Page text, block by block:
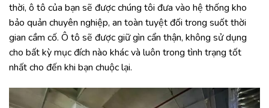
thời, ô tô của bạn sẽ được chúng tôi đưa vào hệ thống kho
bảo quản chuyên nghiệp, an toàn tuyệt đối trong suốt thời
gian cầm cố. Ô tô sẽ được giữ gìn cẩn thận, không sử dụng
cho bất kỳ mục đích nào khác và luôn trong tình trạng tốt
nhất cho đến khi bạn chuộc lại.